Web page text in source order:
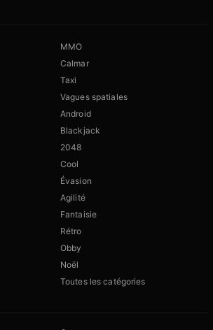
MMO
Calmar
Taxi
Vagues spatiales
Android
Blackjack
2048
Cool
Évasion
Agilité
Fantaisie
Rétro
Obby
Noël
Toutes les catégories